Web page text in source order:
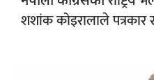
शशांक कोइरालाले